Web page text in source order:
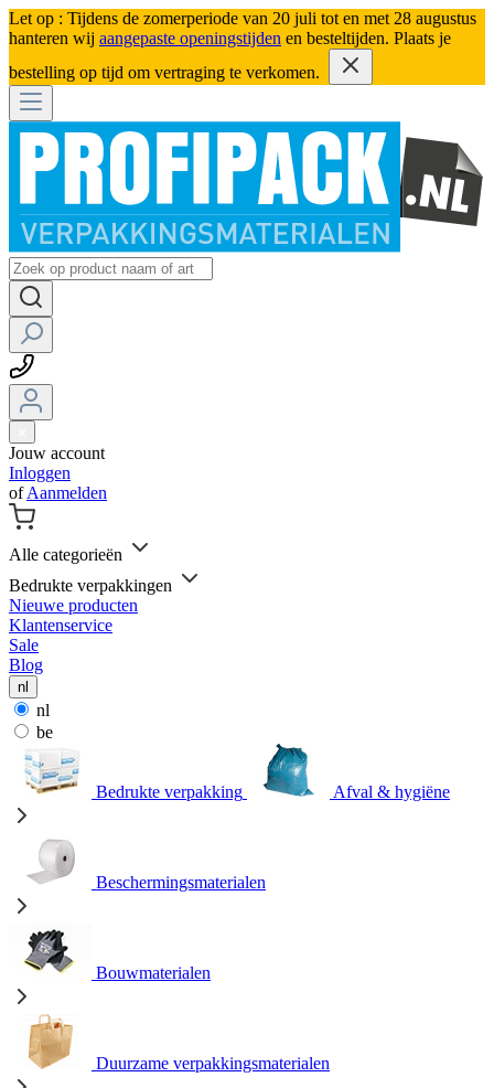
Let op : Tijdens de zomerperiode van 20 juli tot en met 28 augustus
hanteren wij aangepaste openingstijden en besteltijden. Plaats je
bestelling op tijd om vertraging te verkomen.
Jouw account
Inloggen
ofAanmelden
Alle categorieën
Bedrukte verpakkingen
Nieuwe producten
Klantenservice
Sale
Blog
nl
nl
be
Bedrukte verpakking Afval & hygiëne
Beschermingsmaterialen
Bouwmaterialen
Duurzame verpakkingsmaterialen